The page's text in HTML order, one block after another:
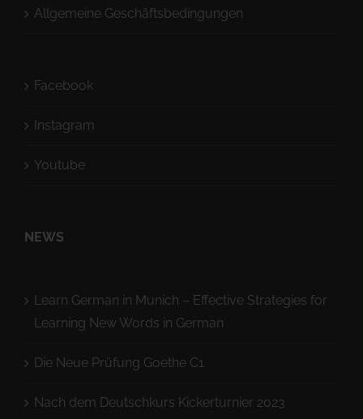
Allgemeine Geschäftsbedingungen
Facebook
Instagram
Youtube
NEWS
Learn German in Munich – Effective Strategies for
Learning New Words in German
Die Neue Prüfung Goethe C1
Nach dem Deutschkurs Kickerturnier 2023